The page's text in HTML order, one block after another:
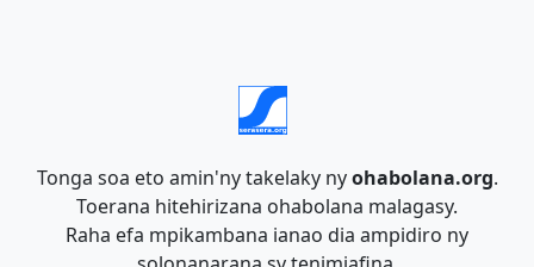
Tonga soa eto amin'ny takelaky nyohabolana.org.
Toerana hitehirizana ohabolana malagasy.
Raha efa mpikambana ianao dia ampidiro ny